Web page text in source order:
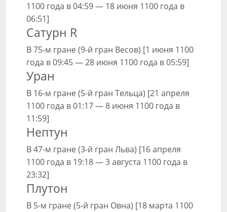
1100 года в 04:59 — 18 июня 1100 года в
06:51]
Сатурн R
В 75-м гране (9-й гран Весов) [1 июня 1100
года в 09:45 — 28 июня 1100 года в 05:59]
Уран
В 16-м гране (5-й гран Тельца) [21 апреля
1100 года в 01:17 — 8 июня 1100 года в
11:59]
Нептун
В 47-м гране (3-й гран Льва) [16 апреля
1100 года в 19:18 — 3 августа 1100 года в
23:32]
Плутон
В 5-м гране (5-й гран Овна) [18 марта 1100